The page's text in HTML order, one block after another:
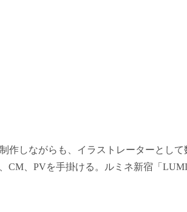
作しながらも、イラストレーターとし
CM、PVを手掛ける。ルミネ新宿「